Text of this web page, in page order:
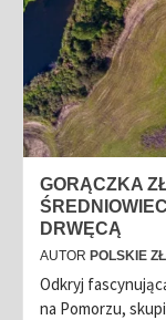
GORĄCZKA
DRWĘCĄ
AUTOR POLSKIE
Odkryj
na Pomorzu,